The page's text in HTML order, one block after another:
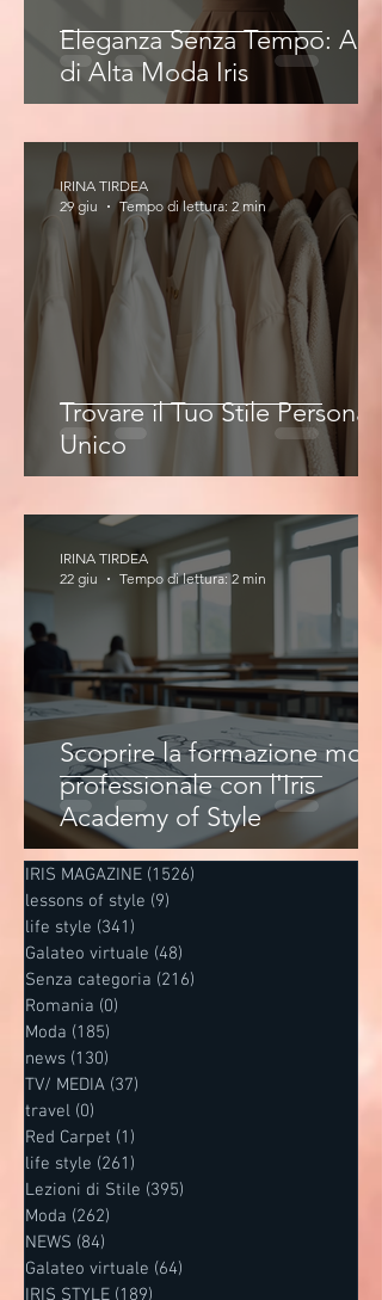
Eleganza Senza Tempo: Abiti
di Alta Moda Iris
Trovare il Tuo Stile Personale
Unico
IRINA TIRDEA
29 giu
Tempo di lettura: 2 min
Scoprire la formazione moda
professionale con l'Iris
Academy of Style
IRINA TIRDEA
22 giu
Tempo di lettura: 2 min
IRIS MAGAZINE (1526)
lessons of style (9)
life style (341)
Galateo virtuale (48)
Senza categoria (216)
Romania (0)
Moda (185)
news (130)
TV/ MEDIA (37)
travel (0)
Red Carpet (1)
life style (261)
Lezioni di Stile (395)
Moda (262)
NEWS (84)
Galateo virtuale (64)
IRIS STYLE (189)